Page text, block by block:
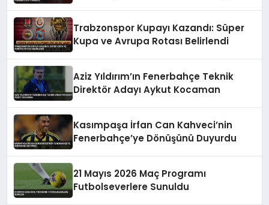
Trabzonspor Kupayı Kazandı: Süper
Kupa ve Avrupa Rotası Belirlendi
Aziz Yıldırım’ın Fenerbahçe Teknik
Direktör Adayı Aykut Kocaman
Kasımpaşa İrfan Can Kahveci’nin
Fenerbahçe’ye Dönüşünü Duyurdu
21 Mayıs 2026 Maç Programı
Futbolseverlere Sunuldu